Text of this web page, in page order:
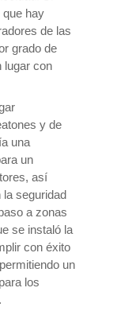
hay
de las
grado de
lugar con
y de
una
un
así
seguridad
a zonas
se instaló la
con éxito
un
los